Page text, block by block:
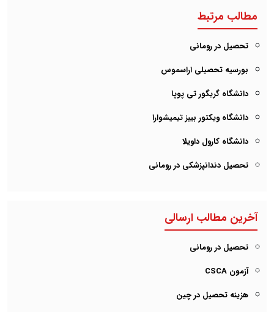
مطالب مرتبط
تحصیل در رومانی
بورسیه تحصیلی اراسموس
دانشگاه گریگور تی پوپا
دانشگاه ویکتور بیبز تیمیشوارا
دانشگاه کارول داویلا
تحصیل دندانپزشکی در رومانی
آخرین مطالب ارسالی
تحصیل در رومانی
آزمون CSCA
هزینه تحصیل در چین